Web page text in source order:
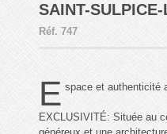
SAINT-
Réf. 747
E space et authenticité
EXCLUSIVITÉ: Située au